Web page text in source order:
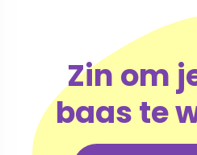
Zin om
baas te